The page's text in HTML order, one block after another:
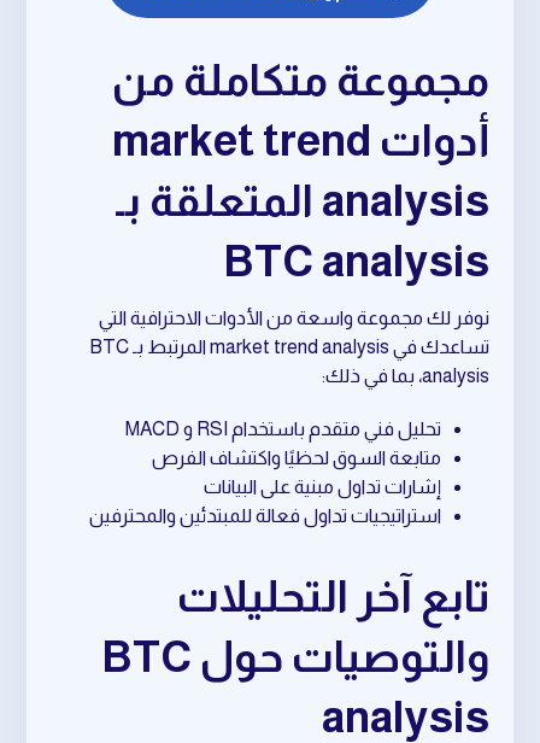
مجموعة متكاملة من
أدوات market trend
analysis المتعلقة بـ
BTC analysis
نوفر لك مجموعة واسعة من الأدوات الاحترافية التي
تساعدك في market trend analysis المرتبط بـ BTC
analysis، بما في ذلك:
تحليل فني متقدم باستخدام RSI و MACD
متابعة السوق لحظيًا واكتشاف الفرص
إشارات تداول مبنية على البيانات
استراتيجيات تداول فعالة للمبتدئين والمحترفين
تابع آخر التحليلات
والتوصيات حول BTC
analysis